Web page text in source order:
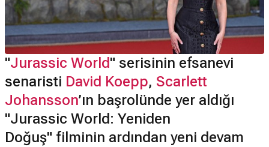
"Jurassic World" serisinin efsanevi
senaristi David Koepp, Scarlett
Johansson’ın başrolünde yer aldığı
"Jurassic World: Yeniden
Doğuş" filminin ardından yeni devam